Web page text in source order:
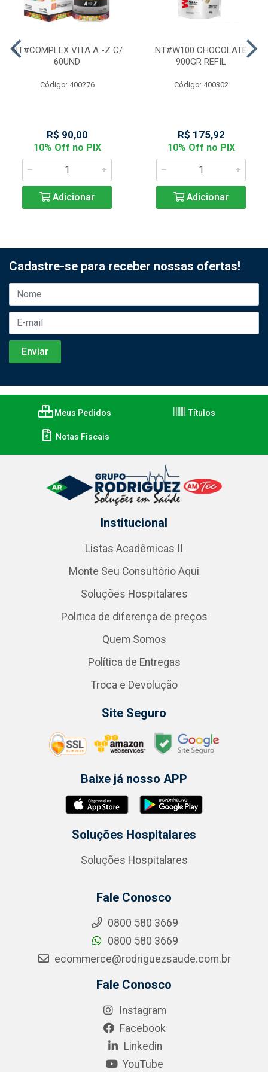
NT#COMPLEX VITA A -Z C/
60UND
Código: 400276
R$ 90,00
10% Off no PIX
Adicionar
NT#W100 CHOCOLATE
900GR REFIL
Código: 400302
R$ 175,92
10% Off no PIX
Adicionar
Cadastre-se para receber nossas ofertas!
Meus Pedidos Títulos
Notas Fiscais
Institucional
Listas Acadêmicas II
Monte Seu Consultório Aqui
Soluções Hospitalares
Politica de diferença de preços
Quem Somos
Política de Entregas
Troca e Devolução
Site Seguro
Baixe já nosso APP
Soluções Hospitalares
Soluções Hospitalares
Fale Conosco
0800 580 3669
0800 580 3669
ecommerce@rodriguezsaude.com.br
Fale Conosco
Instagram
Facebook
Linkedin
YouTube